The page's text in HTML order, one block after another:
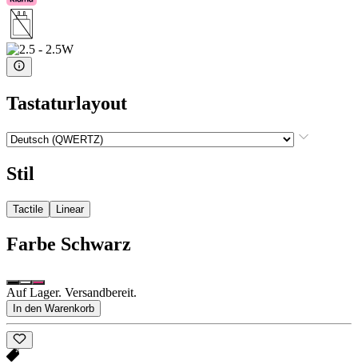
Tastaturlayout
Stil
Tactile Linear
Farbe Schwarz
Auf Lager. Versandbereit.
In den Warenkorb